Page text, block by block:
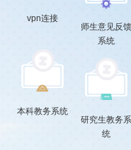
vpn连接
师生意见反馈
系统
本科教务系统
研究生教务系
统